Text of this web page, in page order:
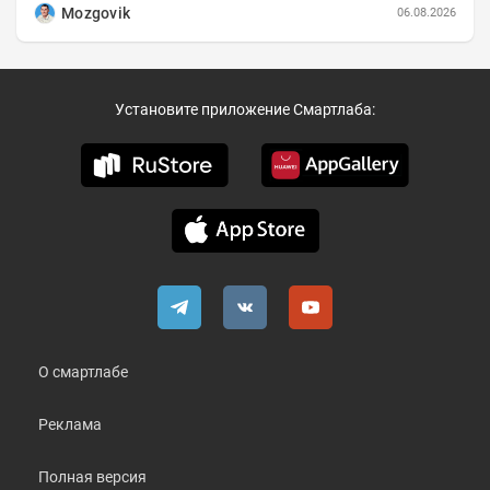
Mozgovik
06.08.2026
Установите приложение Смартлаба:
О смартлабе
Реклама
Полная версия